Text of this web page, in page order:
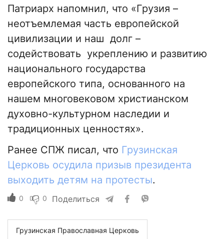
Патриарх напомнил, что «Грузия –
неотъемлемая часть европейской
цивилизации и наш долг –
содействовать укреплению и развитию
национального государства
европейского типа, основанного на
нашем многовековом христианском
духовно-культурном наследии и
традиционных ценностях».
Ранее СПЖ писал, что Грузинская
Церковь осудила призыв президента
выходить детям на протесты.
0 0 Поделиться
Грузинская Православная Церковь